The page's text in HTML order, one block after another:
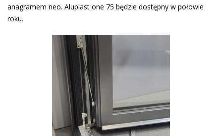
anagramem neo. Aluplast one 75 będzie dostępny w połowie
roku.